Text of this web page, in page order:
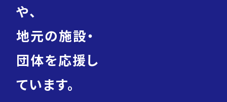
や、
地元の施設・
団体を応援し
ています。